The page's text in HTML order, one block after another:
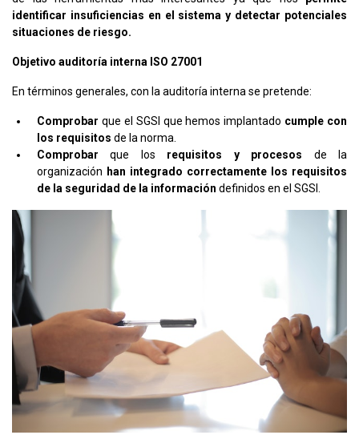
identificar insuficiencias en el sistema y detectar potenciales
situaciones de riesgo.
Objetivo auditoría interna ISO 27001
En términos generales, con la auditoría interna se pretende:
Comprobar que el SGSI que hemos implantado cumple con
los requisitos de la norma.
Comprobar que los requisitos y procesos de la
organización han integrado correctamente los requisitos
de la seguridad de la información definidos en el SGSI.